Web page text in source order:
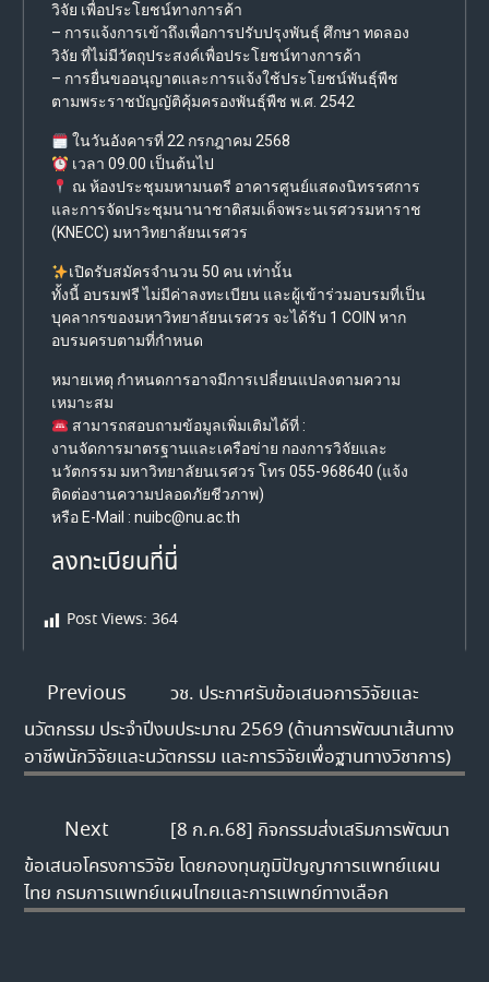
วิจัย เพื่อประโยชน์ทางการค้า
– การแจ้งการเข้าถึงเพื่อการปรับปรุงพันธุ์ ศึกษา ทดลอง
วิจัย ที่ไม่มีวัตถุประสงค์เพื่อประโยชน์ทางการค้า
– การยื่นขออนุญาตและการแจ้งใช้ประโยชน์พันธุ์พืช
ตามพระราชบัญญัติคุ้มครองพันธุ์พืช พ.ศ. 2542
ในวันอังคารที่ 22 กรกฎาคม 2568
เวลา 09.00 เป็นต้นไป
ณ ห้องประชุมมหามนตรี อาคารศูนย์แสดงนิทรรศการ
และการจัดประชุมนานาชาติสมเด็จพระนเรศวรมหาราช
(KNECC) มหาวิทยาลัยนเรศวร
เปิดรับสมัครจำนวน 50 คน เท่านั้น
ทั้งนี้ อบรมฟรี ไม่มีค่าลงทะเบียน และผู้เข้าร่วมอบรมที่เป็น
บุคลากรของมหาวิทยาลัยนเรศวร จะได้รับ 1 COIN หาก
อบรมครบตามที่กำหนด
หมายเหตุ กำหนดการอาจมีการเปลี่ยนแปลงตามความ
เหมาะสม
สามารถสอบถามข้อมูลเพิ่มเติมได้ที่ :
งานจัดการมาตรฐานและเครือข่าย กองการวิจัยและ
นวัตกรรม มหาวิทยาลัยนเรศวร โทร 055-968640 (แจ้ง
ติดต่องานความปลอดภัยชีวภาพ)
หรือ E-Mail : nuibc@nu.ac.th
ลงทะเบียนที่นี่
Post Views: 364
Previous
วช. ประกาศรับข้อเสนอการวิจัยและ
นวัตกรรม ประจำปีงบประมาณ 2569 (ด้านการพัฒนาเส้นทาง
อาชีพนักวิจัยและนวัตกรรม และการวิจัยเพื่อฐานทางวิชาการ)
Next
[8 ก.ค.68] กิจกรรมส่งเสริมการพัฒนา
ข้อเสนอโครงการวิจัย โดยกองทุนภูมิปัญญาการแพทย์แผน
ไทย กรมการแพทย์แผนไทยและการแพทย์ทางเลือก